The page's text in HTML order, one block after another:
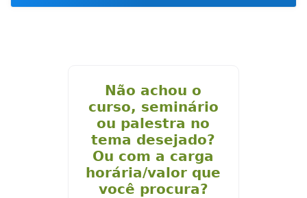
Não achou o
curso, seminário
ou palestra no
tema desejado?
Ou com a carga
horária/valor que
você procura?